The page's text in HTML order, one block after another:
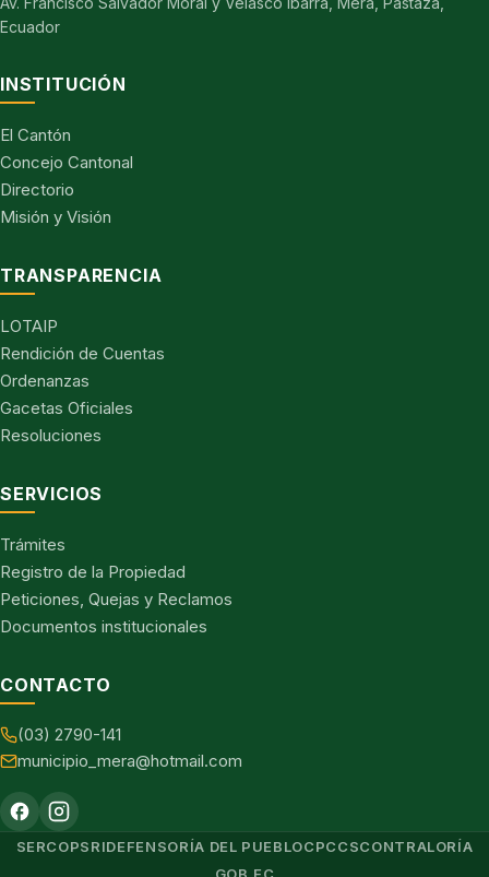
Ecuador
INSTITUCIÓN
El Cantón
Concejo Cantonal
Directorio
Misión y Visión
TRANSPARENCIA
LOTAIP
Rendición de Cuentas
Ordenanzas
Gacetas Oficiales
Resoluciones
SERVICIOS
Trámites
Registro de la Propiedad
Peticiones, Quejas y Reclamos
Documentos institucionales
CONTACTO
(03) 2790-141
municipio_mera@hotmail.com
SERCOPSRIDEFENSORÍA DEL PUEBLOCPCCSCONTRALORÍA